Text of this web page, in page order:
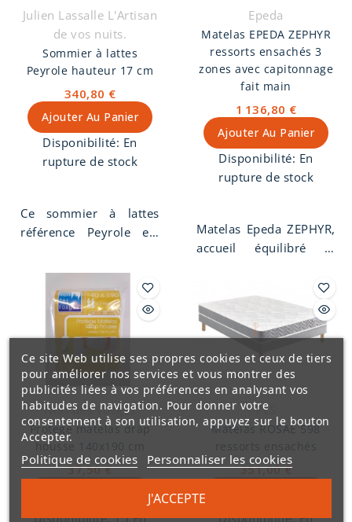
spacieuse et son
soutien optimal.
Julien Lassalle L'Artisan
de vos nuits.
Sommier à lattes
Peyrole hauteur 17 cm
340,80 €
Ajouter Au Panier
Disponibilité: En
rupture de stock
Ce sommier à lattes
référence Peyrole est
atelier de tapissier
décorateur. Confort
ferme, préconisé pour
tous les types de
multiplis 100% hêtre
1er choix. Hauteur de
caisse 17 cm.
Fabrication Française et
artisanale.
Epeda
Matelas EPEDA ZEPHYR
ressorts ensachés 3
zones avec capitonnage
fait main
1 136,80 €
Ajouter Au Panier
Disponibilité: En
rupture de stock
Matelas Epeda ZEPHYR,
accueil équilibré et
capitonnage fait main.
Le matelas Epeda
Zephyr est composé
d'une suspension de
720 ressorts ensachés
avec 3 zones de
confort. Hauteur 29 cm.
Face hiver Laine
Mérinos origine France,
plumil, fibres R'Spire
polyester. Face été lin
Nuit des Vosges
Protège matelas drap
housse 140x190 cm
37,50 €
Disponibilité:15 En
PLS
Matelas ROSAE 598
ressorts ensachés
351,00 €
Disponibilité:En
Ce site Web utilise ses propres cookies et ceux de tiers
pour améliorer nos services et vous montrer des
publicités liées à vos préférences en analysant vos
habitudes de navigation. Pour donner votre
consentement à son utilisation, appuyez sur le bouton
Accepter.
Politique de cookies Personnaliser les cookies
J'ACCEPTE